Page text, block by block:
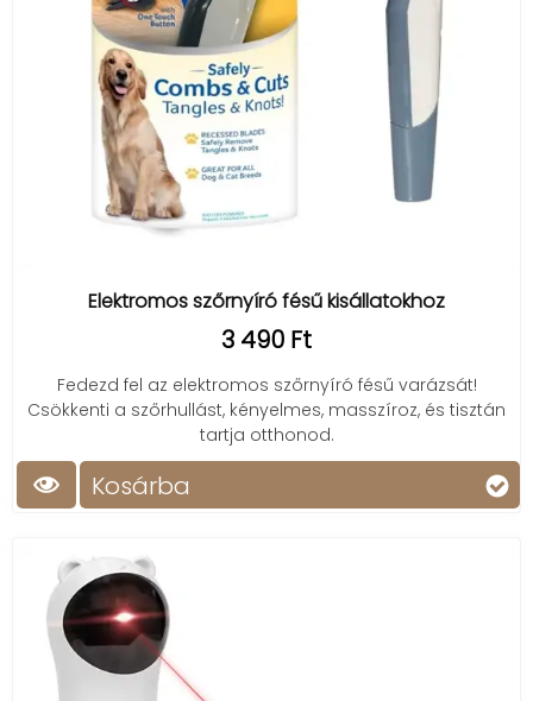
Elektromos szőrnyíró fésű kisállatokhoz
3 490 Ft
Fedezd fel az elektromos szőrnyíró fésű varázsát!
Csökkenti a szőrhullást, kényelmes, masszíroz, és tisztán
tartja otthonod.
Kosárba